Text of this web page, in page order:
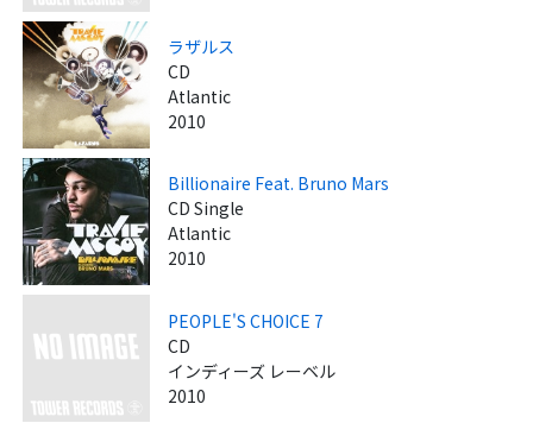
ラザルス
CD
Atlantic
2010
Billionaire Feat. Bruno Mars
CD Single
Atlantic
2010
PEOPLE'S CHOICE 7
CD
インディーズ レーベル
2010